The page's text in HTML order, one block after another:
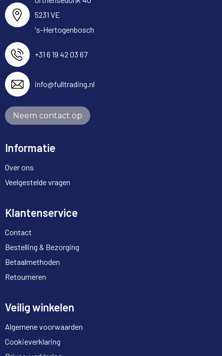
5231 VE
's-Hertogenbosch
+31 6 19 42 03 67
info@fulltrading.nl
Neem contact op
Informatie
Over ons
Veelgestelde vragen
Klantenservice
Contact
Bestelling & Bezorging
Betaalmethoden
Retourneren
Veilig winkelen
Algemene voorwaarden
Cookieverklaring